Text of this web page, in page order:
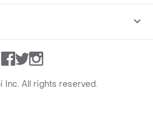
Facebook
TwitterInstagram
Inc. All rights reserved.